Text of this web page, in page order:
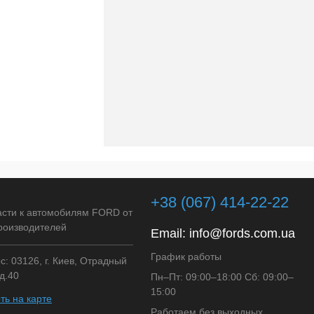
к автомобилям FORD от
03126, г. Киев, Отрадный
на карте
+38 (067) 414-22-22
Email: info@fords.com.ua
График работы
Пн–Пт: 09:00–18:00 Сб: 09:00–
15:00